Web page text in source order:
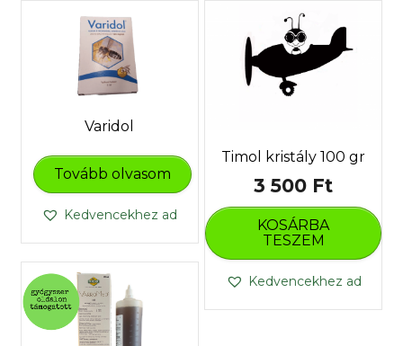
Timol kristály 100 gr
3 500 Ft
KOSÁRBA
TESZEM
Kedvencekhez ad
Varidol
Tovább olvasom
Kedvencekhez ad